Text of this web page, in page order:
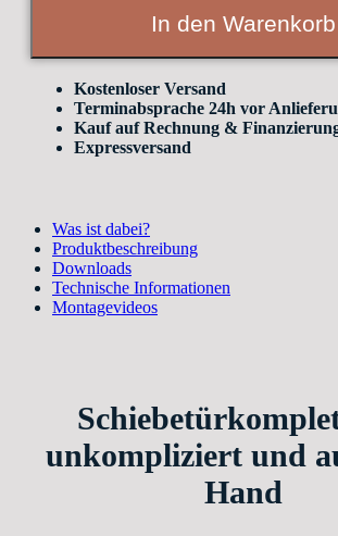
für
quantity
In den Warenkorb
Kostenloser Versand
Terminabsprache 24h vor
Kauf auf Rechnung &
Expressversand
Was ist dabei?
Produktbeschreibung
Downloads
Technische Informationen
Montagevideos
unkompliziert und
Hand